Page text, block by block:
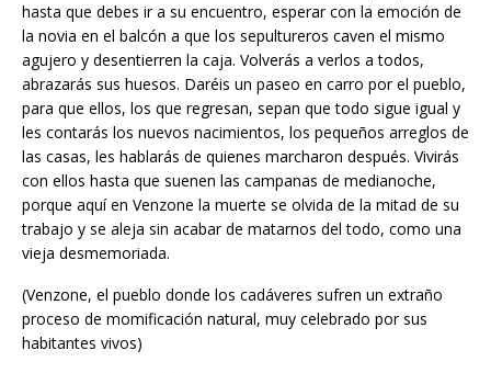
hasta que debes ir a su encuentro, esperar con la emoción de
la novia en el balcón a que los sepultureros caven el mismo
agujero y desentierren la caja. Volverás a verlos a todos,
abrazarás sus huesos. Daréis un paseo en carro por el pueblo,
para que ellos, los que regresan, sepan que todo sigue igual y
les contarás los nuevos nacimientos, los pequeños arreglos de
las casas, les hablarás de quienes marcharon después. Vivirás
con ellos hasta que suenen las campanas de medianoche,
porque aquí en Venzone la muerte se olvida de la mitad de su
trabajo y se aleja sin acabar de matarnos del todo, como una
vieja desmemoriada.
(Venzone, el pueblo donde los cadáveres sufren un extraño
proceso de momificación natural, muy celebrado por sus
habitantes vivos)